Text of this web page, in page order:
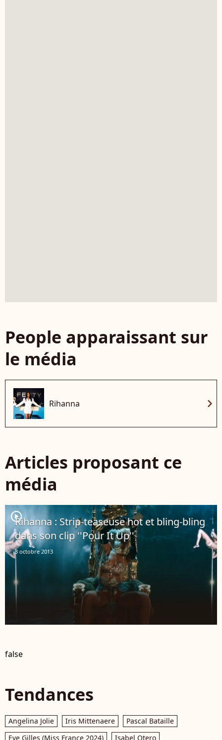
People apparaissant sur
le média
Rihanna chevron_right
Articles proposant ce
média
player2
Rihanna : Strip-teaseuse hot et bling-bling
dans son clip ''Pour It Up''
3 octobre 2013
false
Tendances
Angelina Jolie Iris Mittenaere
Pascal Bataille
Eve Gilles (Miss France 2024)
Isabel Otero